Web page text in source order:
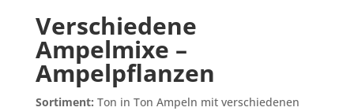
Verschiedene
Ampelmixe –
Ampelpflanzen
Sortiment: Ton in Ton Ampeln mit verschiedenen